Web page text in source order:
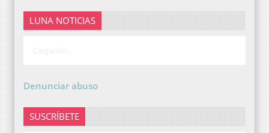
LUNA NOTICIAS
Cargando...
Denunciar abuso
SUSCRÍBETE